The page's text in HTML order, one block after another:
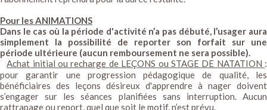
Pour les ANIMATIONS
Dans le cas où la période d'activité n’a pas débuté, l’usager aura
simplement la possibilité de reporter son forfait sur une
période ultérieure (aucun remboursement ne sera possible).
Achat initial ou recharge de LEÇONS ou STAGE DE NATATION :
pour garantir une progression pédagogique de qualité, les
bénéficiaires des leçons désireux d'apprendre à nager doivent
s’engager sur les séances planifiées sans interruption. Aucun
rattrapage ou report, quel que soit le motif, n’est prévu.